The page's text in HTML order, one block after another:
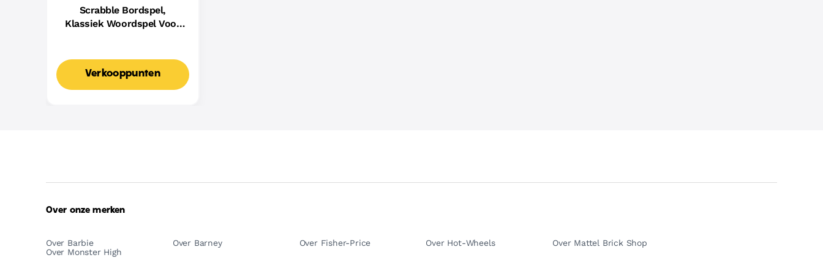
Scrabble Bordspel,
Klassiek Woordspel Voor
Nederlandse Editie
Verkooppunten
Over onze merken
Over Barbie Over Barney Over Fisher-Price Over Hot-Wheels
Over Mattel Brick Shop
Over Monster High